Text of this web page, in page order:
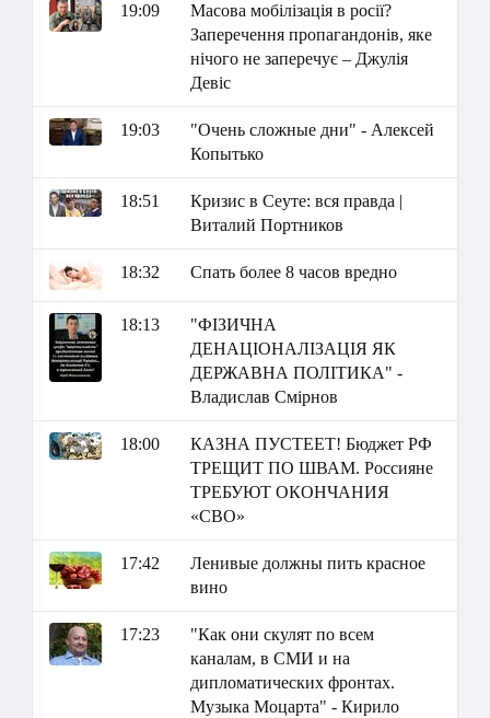
19:09
Масова мобілізація в росії?
Заперечення пропагандонів, яке
нічого не заперечує – Джулія
Девіс
19:03
"Очень сложные дни" - Алексей
Копытько
18:51
Кризис в Сеуте: вся правда |
Виталий Портников
18:32 Спать более 8 часов вредно
18:13
"ФІЗИЧНА
ДЕНАЦІОНАЛІЗАЦІЯ ЯК
ДЕРЖАВНА ПОЛІТИКА" -
Владислав Смірнов
18:00
КАЗНА ПУСТЕЕТ! Бюджет РФ
ТРЕЩИТ ПО ШВАМ. Россияне
ТРЕБУЮТ ОКОНЧАНИЯ
«СВО»
17:42
Ленивые должны пить красное
вино
17:23
"Как они скулят по всем
каналам, в СМИ и на
дипломатических фронтах.
Музыка Моцарта" - Кирило